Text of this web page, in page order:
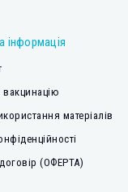
інформація
вакцинацію
матеріалів
(ОФЕРТА)